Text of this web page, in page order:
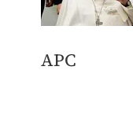
APC